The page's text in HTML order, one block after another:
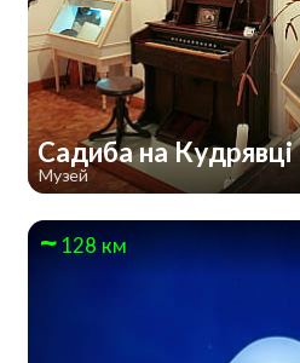
Садиба на Кудрявці
Музей
128 км